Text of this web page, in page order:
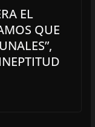
EL
QUE